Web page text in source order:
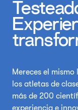
Mereces el
los atletas de
más de 200
experiencia e